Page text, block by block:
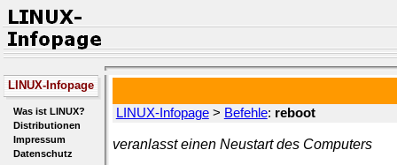
LINUX-Infopage
Was ist LINUX?
Distributionen
Impressum
Datenschutz
LINUX-Infopage> Befehle: reboot
veranlasst einen Neustart des Computers